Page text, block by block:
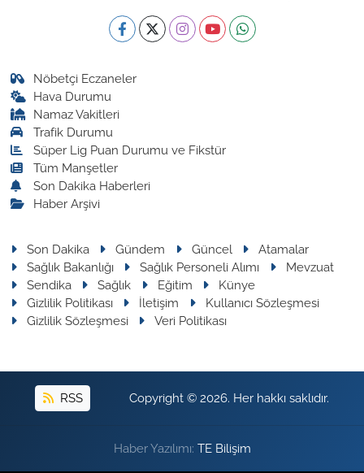
Nöbetçi Eczaneler
Hava Durumu
Namaz Vakitleri
Trafik Durumu
Süper Lig Puan Durumu ve Fikstür
Tüm Manşetler
Son Dakika Haberleri
Haber Arşivi
Son Dakika Gündem Güncel
Atamalar
Sağlık Bakanlığı
Sağlık Personeli Alımı
Mevzuat
Sendika
Sağlık Eğitim
Künye
Gizlilik Politikası
İletişim
Kullanıcı Sözleşmesi
Gizlilik Sözleşmesi
Veri Politikası
RSS Copyright © 2026. Her hakkı saklıdır.
Haber Yazılımı: TE Bilişim